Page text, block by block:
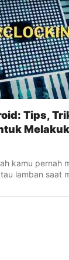
Tips,
kamu pernah
lamban saat